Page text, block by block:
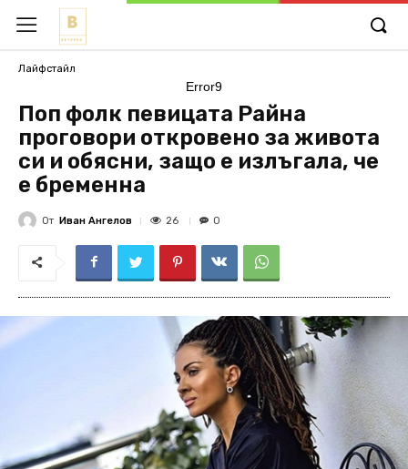
Лайфстайл
Error9
Поп фолк певицата Райна
проговори откровено за живота
си и обясни, защо е излъгала, че
е бременна
От Иван Ангелов 26 0